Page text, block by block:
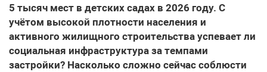
5 тысяч мест в детских садах в 2026 году. С
учётом высокой плотности населения и
активного жилищного строительства успевает ли
социальная инфраструктура за темпами
застройки? Насколько сложно сейчас соблюсти